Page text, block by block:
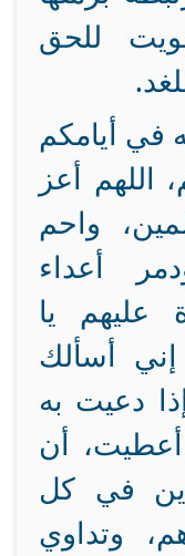
للحق
في أيامكم
اللهم أعز
واحم
أعداء
عليهم يا
أسألك
دعيت به
أن
في كل
وتداوي